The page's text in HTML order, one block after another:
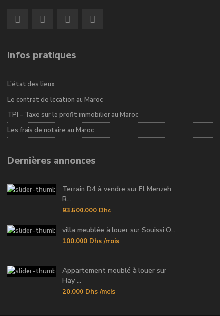
Infos pratiques
L’état des lieux
Le contrat de location au Maroc
TPI – Taxe sur le profit immobilier au Maroc
Les frais de notaire au Maroc
Dernières annonces
Terrain D4 à vendre sur El Menzeh
R...
93.500.000 Dhs
villa meublée à louer sur Souissi O...
100.000 Dhs /mois
Appartement meublé à louer sur
Hay ...
20.000 Dhs /mois